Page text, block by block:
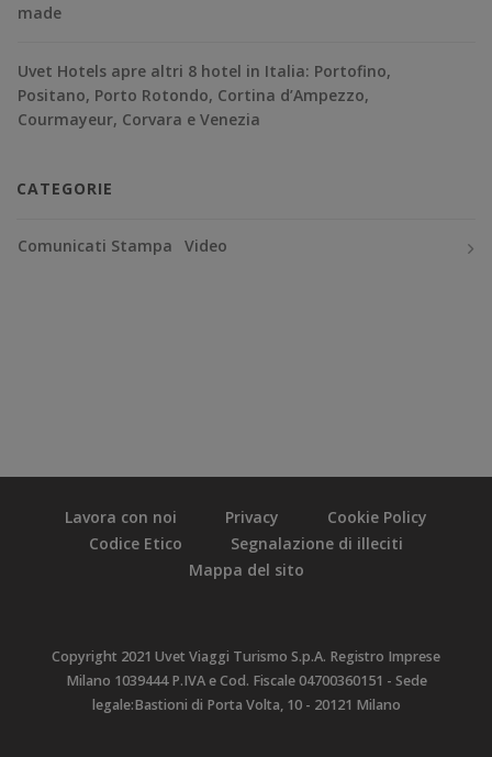
made
Uvet Hotels apre altri 8 hotel in Italia: Portofino,
Positano, Porto Rotondo, Cortina d’Ampezzo,
Courmayeur, Corvara e Venezia
CATEGORIE
Comunicati Stampa Video
Lavora con noi Privacy
Cookie Policy
Codice Etico
Segnalazione di illeciti
Mappa del sito
Copyright 2021 Uvet Viaggi Turismo S.p.A. Registro Imprese
Milano 1039444 P.IVA e Cod. Fiscale 04700360151 - Sede
legale:Bastioni di Porta Volta, 10 - 20121 Milano